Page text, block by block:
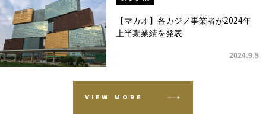
2024.9.5
【マカオ】各カジノ事業者が2024年
上半期業績を発表
VIEW MORE